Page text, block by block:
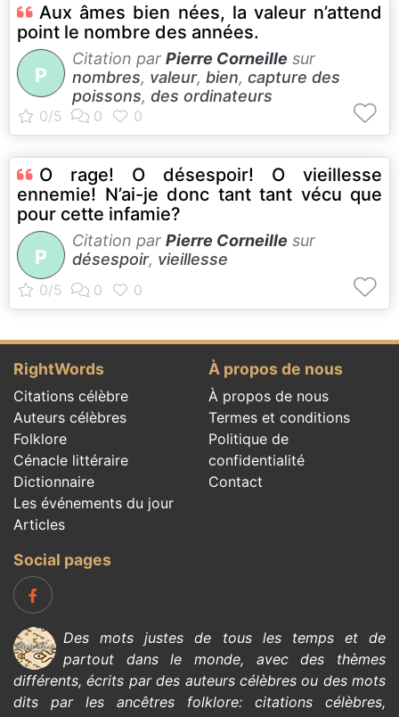
Aux âmes bien nées, la valeur n’attend
point le nombre des années.
P
Citation par Pierre Corneille sur
nombres, valeur, bien, capture des
poissons, des ordinateurs
O rage! O désespoir! O vieillesse
ennemie! N’ai-je donc tant tant vécu que
pour cette infamie?
P
Citation par Pierre Corneille sur
désespoir, vieillesse
RightWords
Citations célèbre
Auteurs célèbres
Folklore
Cénacle littéraire
Dictionnaire
Les événements du jour
Articles
À propos de nous
À propos de nous
Termes et conditions
Politique de
confidentialité
Contact
Social pages
Des mots justes de tous les temps et de
partout dans le monde, avec des thèmes
différents, écrits par des auteurs célèbresou des mots
dits par les ancêtres folklore: citations célèbres,